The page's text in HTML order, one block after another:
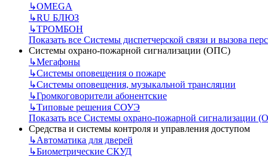
↳OMEGA
↳RU БЛЮЗ
↳ТРОМБОН
Показать все Системы диспетчерской связи и вызова
Системы охрано-пожарной сигнализации (ОПС)
↳Мегафоны
↳Системы оповещения о пожаре
↳Системы оповещения, музыкальной трансляции
↳Громкоговорители абонентские
↳Типовые решения СОУЭ
Показать все Системы охрано-пожарной сигнализации
Средства и системы контроля и управления доступом
↳Автоматика для дверей
↳Биометрические СКУД